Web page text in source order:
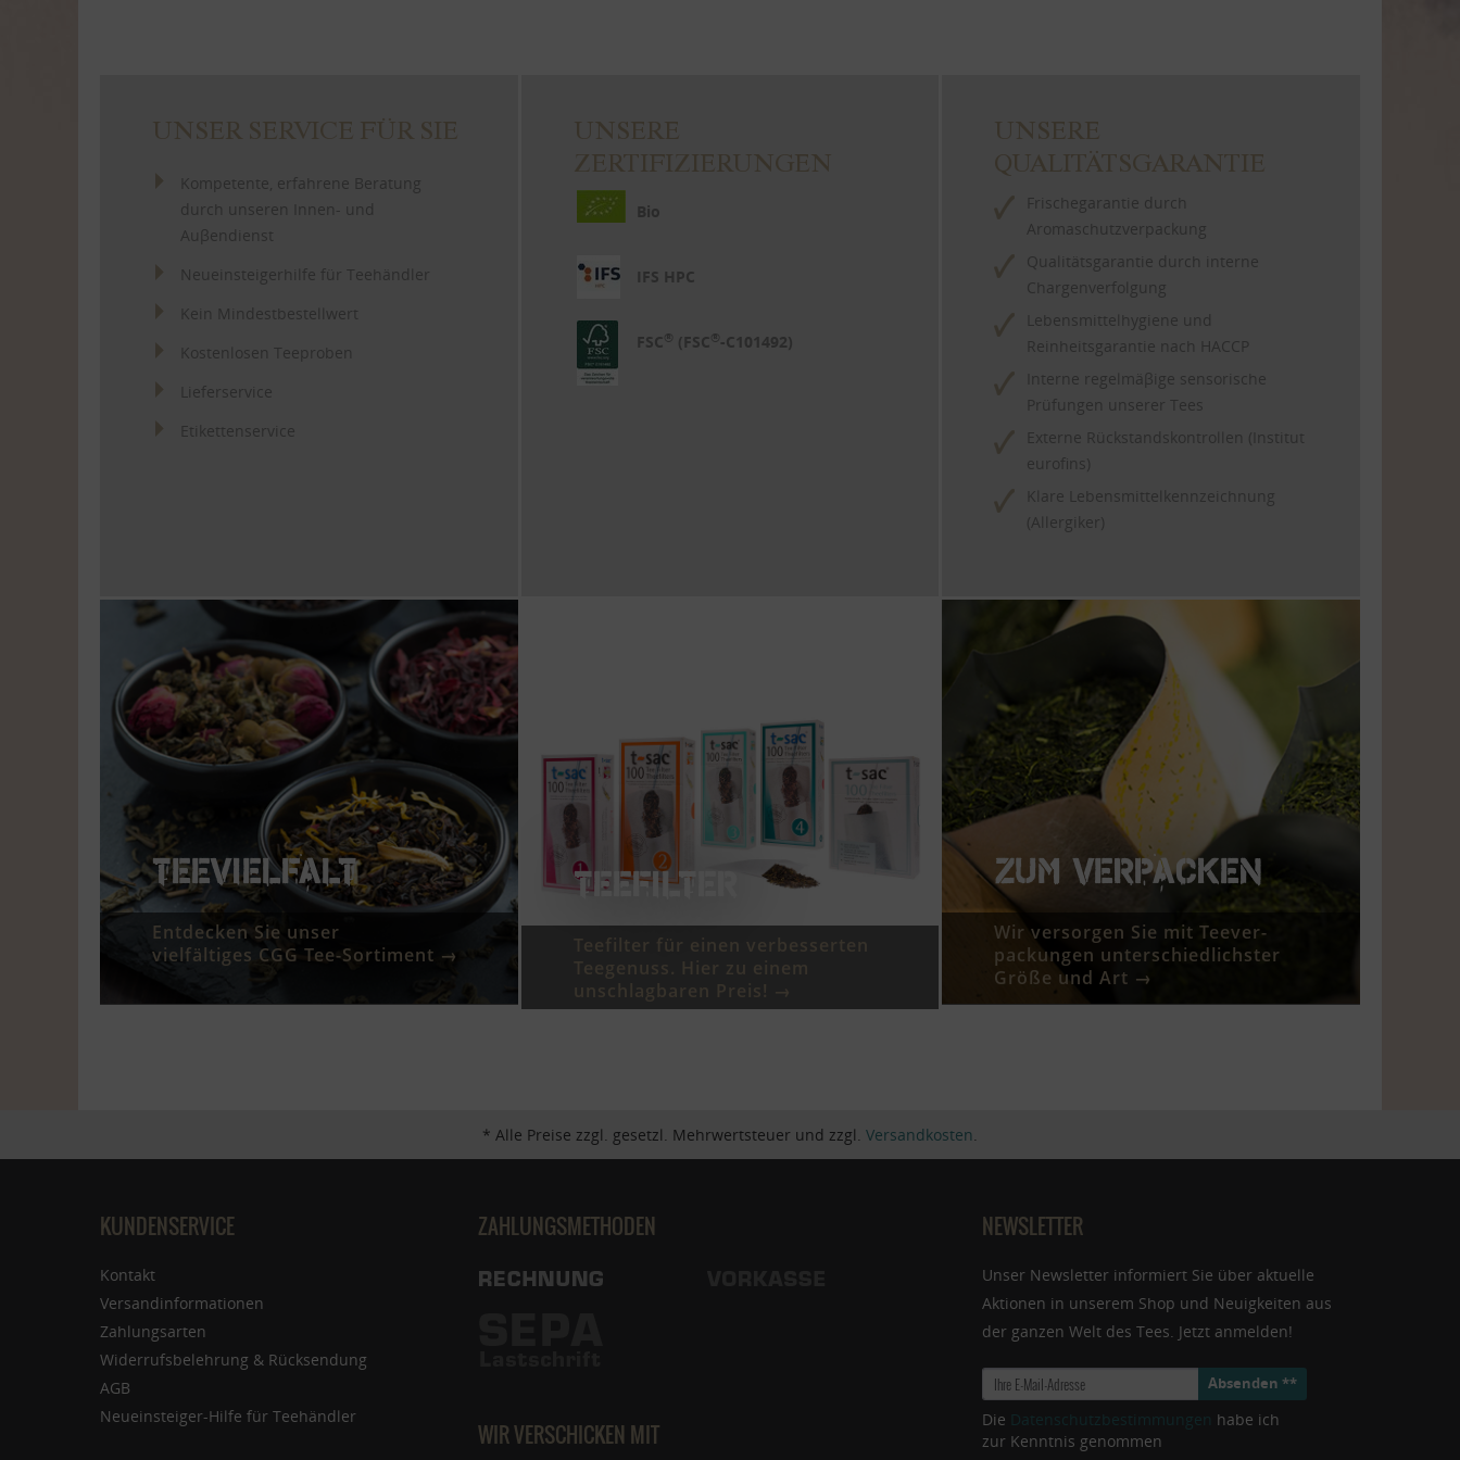
UNSER SERVICE FÜR SIE
Kompetente, erfahrene Beratung
durch unseren Innen- und
Auβendienst
Neueinsteigerhilfe für Teehändler
Kein Mindestbestellwert
Kostenlosen Teeproben
Lieferservice
Etikettenservice
UNSERE
ZERTIFIZIERUNGEN
Bio
IFS HPC
FSC ® (FSC ® -C101492)
UNSERE
QUALITÄTSGARANTIE
Frischegarantie durch
Aromaschutzverpackung
Qualitätsgarantie durch interne
Chargenverfolgung
Lebensmittelhygiene und
Reinheitsgarantie nach HACCP
Interne regelmäβige sensorische
Prüfungen unserer Tees
Externe Rückstandskontrollen (Institut
eurofins)
Klare Lebensmittelkennzeichnung
(Allergiker)
TEEVIELFALT
Entdecken Sie unser
vielfältiges CGG Tee-Sortiment →
TEEFILTER
Teefilter für einen verbesserten
Teegenuss. Hier zu einem
unschlagbaren Preis! →
ZUM VERPACKEN
Wir versorgen Sie mit Teever-
packungen unterschiedlichster
Größe und Art →
* Alle Preise zzgl. gesetzl. Mehrwertsteuer und zzgl. Versandkosten
KUNDENSERVICE
Kontakt
Versandinformationen
Zahlungsarten
Widerrufsbelehrung & Rücksendung
AGB
Neueinsteiger-Hilfe für Teehändler
ZAHLUNGSMETHODEN
WIR VERSCHICKEN MIT
NEWSLETTER
Unser Newsletter informiert Sie über aktuelle
Aktionen in unserem Shop und Neuigkeiten aus
der ganzen Welt des Tees. Jetzt anmelden!
Absenden **
Die
habe ich
zur Kenntnis genommen